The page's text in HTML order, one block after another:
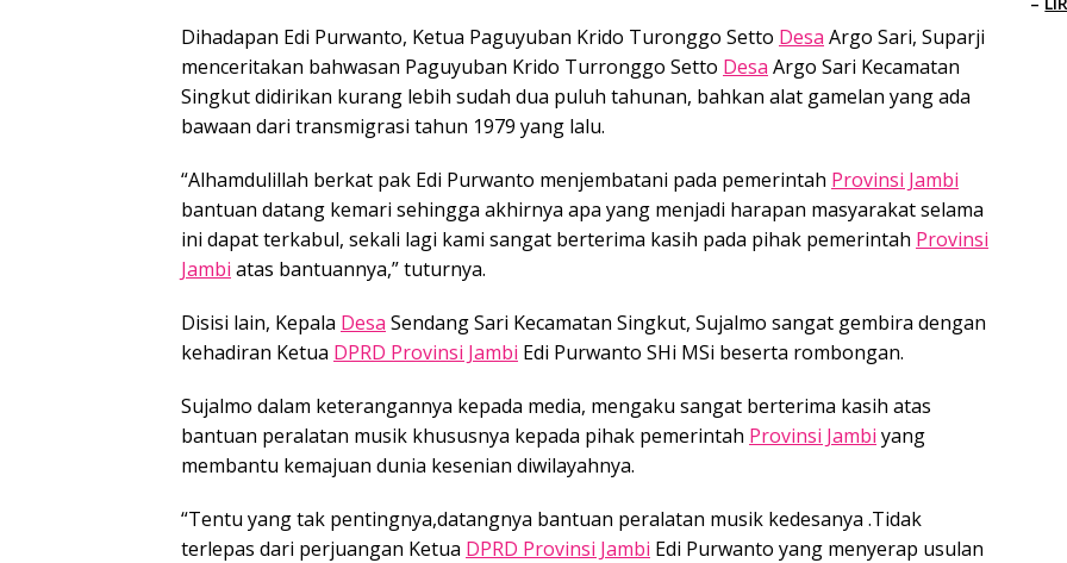
Dihadapan Edi Purwanto, Ketua Paguyuban Krido Turonggo Setto Desa Argo Sari, Suparji
menceritakan bahwasan Paguyuban Krido Turronggo Setto Desa Argo Sari Kecamatan
Singkut didirikan kurang lebih sudah dua puluh tahunan, bahkan alat gamelan yang ada
bawaan dari transmigrasi tahun 1979 yang lalu.
“Alhamdulillah berkat pak Edi Purwanto menjembatani pada pemerintah Provinsi Jambi
bantuan datang kemari sehingga akhirnya apa yang menjadi harapan masyarakat selama
ini dapat terkabul, sekali lagi kami sangat berterima kasih pada pihak pemerintah Provinsi
Jambi atas bantuannya,” tuturnya.
Disisi lain, Kepala Desa Sendang Sari Kecamatan Singkut, Sujalmo sangat gembira dengan
kehadiran Ketua DPRD Provinsi Jambi Edi Purwanto SHi MSi beserta rombongan.
Sujalmo dalam keterangannya kepada media, mengaku sangat berterima kasih atas
bantuan peralatan musik khususnya kepada pihak pemerintah Provinsi Jambi yang
membantu kemajuan dunia kesenian diwilayahnya.
“Tentu yang tak pentingnya,datangnya bantuan peralatan musik kedesanya .Tidak
terlepas dari perjuangan Ketua DPRD Provinsi Jambi Edi Purwanto yang menyerap usulan